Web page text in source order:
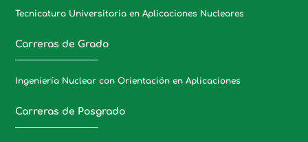
Tecnicatura Universitaria en Aplicaciones Nucleares
Carreras de Grado
Ingeniería Nuclear con Orientación en Aplicaciones
Carreras de Posgrado